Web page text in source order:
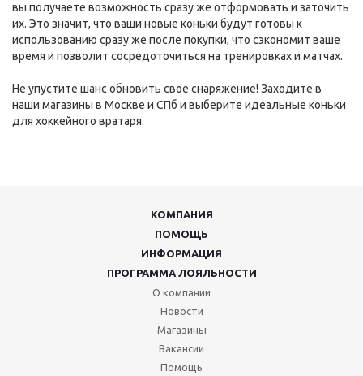
вы получаете возможность сразу же отформовать и заточить
их. Это значит, что ваши новые коньки будут готовы к
использованию сразу же после покупки, что сэкономит ваше
время и позволит сосредоточиться на тренировках и матчах.
Не упустите шанс обновить свое снаряжение! Заходите в
наши магазины в Москве и СПб и выберите идеальные коньки
для хоккейного вратаря.
КОМПАНИЯ
ПОМОЩЬ
ИНФОРМАЦИЯ
ПРОГРАММА ЛОЯЛЬНОСТИ
О компании
Новости
Магазины
Вакансии
Помощь